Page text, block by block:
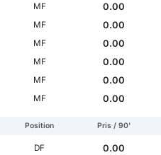
MF
0.00
MF
0.00
MF
0.00
MF
0.00
MF
0.00
MF 0.00
Position Pris / 90'
DF
0.00